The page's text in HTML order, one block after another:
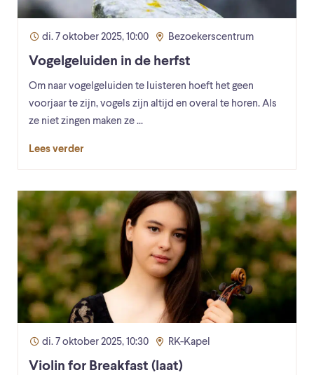
di. 7 oktober 2025, 10:00 Bezoekerscentrum
Vogelgeluiden in de herfst
Om naar vogelgeluiden te luisteren hoeft het geen
voorjaar te zijn, vogels zijn altijd en overal te horen. Als
ze niet zingen maken ze ...
Lees verder
di. 7 oktober 2025, 10:30 RK-Kapel
Violin for Breakfast (laat)